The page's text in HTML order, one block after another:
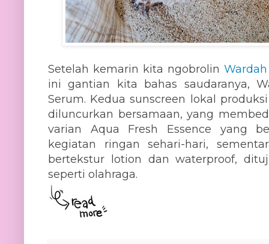
Setelah kemarin kita ngobrolin
ini gantian kita bahas saudaranya,
Serum. Kedua sunscreen lokal
diluncurkan bersamaan, yang
varian Aqua Fresh Essence yang
kegiatan ringan sehari-hari,
bertekstur lotion dan waterproof,
seperti olahraga.